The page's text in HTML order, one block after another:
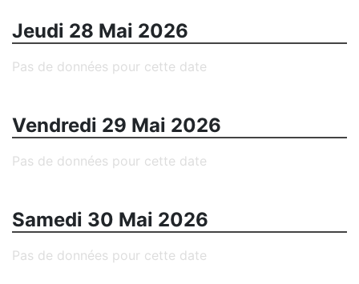
Jeudi 28 Mai 2026
Pas de données pour cette date
Vendredi 29 Mai 2026
Pas de données pour cette date
Samedi 30 Mai 2026
Pas de données pour cette date